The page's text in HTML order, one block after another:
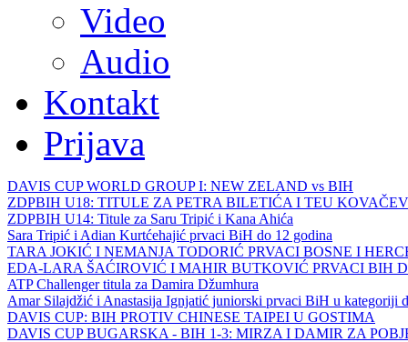
Video
Audio
Kontakt
Prijava
DAVIS CUP WORLD GROUP I: NEW ZELAND vs BIH
ZDPBIH U18: TITULE ZA PETRA BILETIĆA I TEU
ZDPBIH U14: Titule za Saru Tripić i Kana Ahića
Sara Tripić i Adian Kurtćehajić prvaci BiH do 12 godina
TARA JOKIĆ I NEMANJA TODORIĆ PRVACI BOSNE I
EDA-LARA ŠAĆIROVIĆ I MAHIR BUTKOVIĆ PRVACI BIH
ATP Challenger titula za Damira Džumhura
Amar Silajdžić i Anastasija Ignjatić juniorski prvaci BiH u kategoriji
DAVIS CUP: BIH PROTIV CHINESE TAIPEI U GOSTIMA
DAVIS CUP BUGARSKA - BIH 1-3: MIRZA I DAMIR ZA